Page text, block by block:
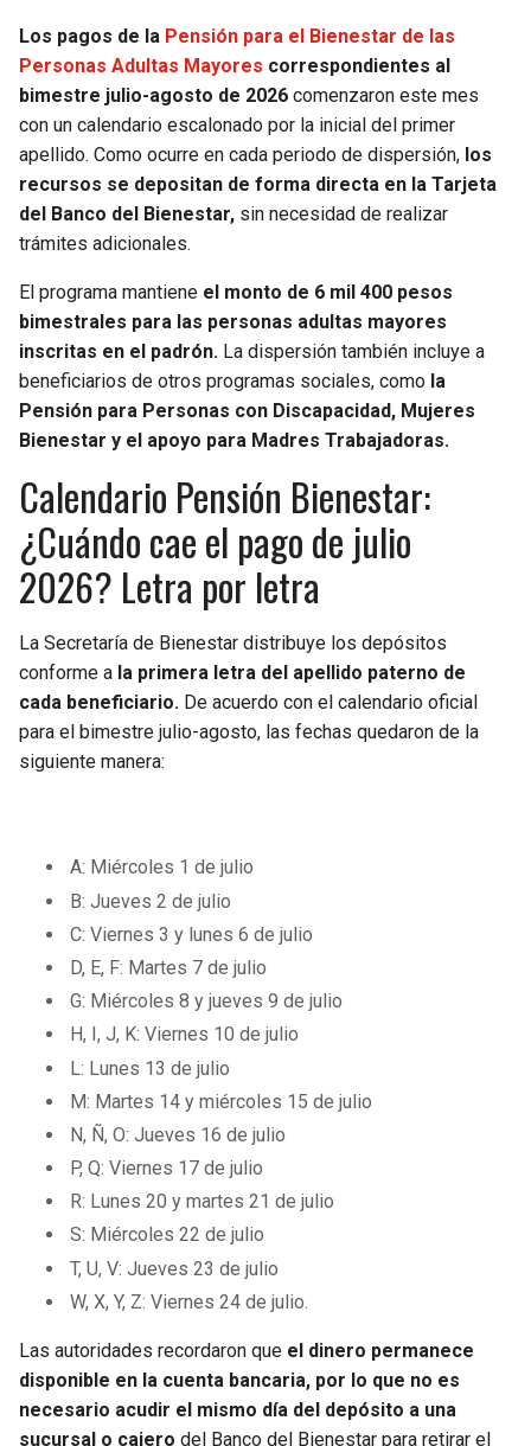
VIKINGS
FALCONS
SAINTS
BUCCANEERS
THUNDER
TRAIL BLAZERS
Los pagos de la Pensión para el Bienestar de las
Personas Adultas Mayores correspondientes al
bimestre julio-agosto de 2026 comenzaron este mes
con un calendario escalonado por la inicial del primer
apellido. Como ocurre en cada periodo de dispersión, los
recursos se depositan de forma directa en la Tarjeta
del Banco del Bienestar, sin necesidad de realizar
trámites adicionales.
El programa mantiene el monto de 6 mil 400 pesos
bimestrales para las personas adultas mayores
inscritas en el padrón. La dispersión también incluye a
beneficiarios de otros programas sociales, como la
Pensión para Personas con Discapacidad, Mujeres
Bienestar y el apoyo para Madres Trabajadoras.
Calendario Pensión Bienestar:
¿Cuándo cae el pago de julio
2026? Letra por letra
La Secretaría de Bienestar distribuye los depósitos
conforme a la primera letra del apellido paterno de
cada beneficiario. De acuerdo con el calendario oficial
para el bimestre julio-agosto, las fechas quedaron de la
siguiente manera:
A: Miércoles 1 de julio
B: Jueves 2 de julio
C: Viernes 3 y lunes 6 de julio
D, E, F: Martes 7 de julio
G: Miércoles 8 y jueves 9 de julio
H, I, J, K: Viernes 10 de julio
L: Lunes 13 de julio
M: Martes 14 y miércoles 15 de julio
N, Ñ, O: Jueves 16 de julio
P, Q: Viernes 17 de julio
R: Lunes 20 y martes 21 de julio
S: Miércoles 22 de julio
T, U, V: Jueves 23 de julio
W, X, Y, Z: Viernes 24 de julio.
Las autoridades recordaron que el dinero permanece
disponible en la cuenta bancaria, por lo que no es
necesario acudir el mismo día del depósito a una
sucursal o cajero del Banco del Bienestar para retirar el